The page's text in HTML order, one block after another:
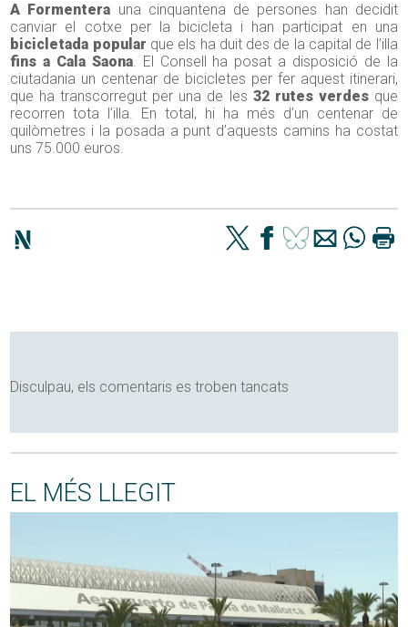
A Formentera una cinquantena de persones han decidit
canviar el cotxe per la bicicleta i han participat en una
bicicletada popular que els ha duit des de la capital de l’illa
fins a Cala Saona. El Consell ha posat a disposició de la
ciutadania un centenar de bicicletes per fer aquest itinerari,
que ha transcorregut per una de les 32 rutes verdesque
recorren tota l’illa. En total, hi ha més d’un centenar de
quilòmetres i la posada a punt d’aquests camins ha costat
uns 75.000 euros.
Disculpau, els comentaris es troben tancats
EL MÉS LLEGIT